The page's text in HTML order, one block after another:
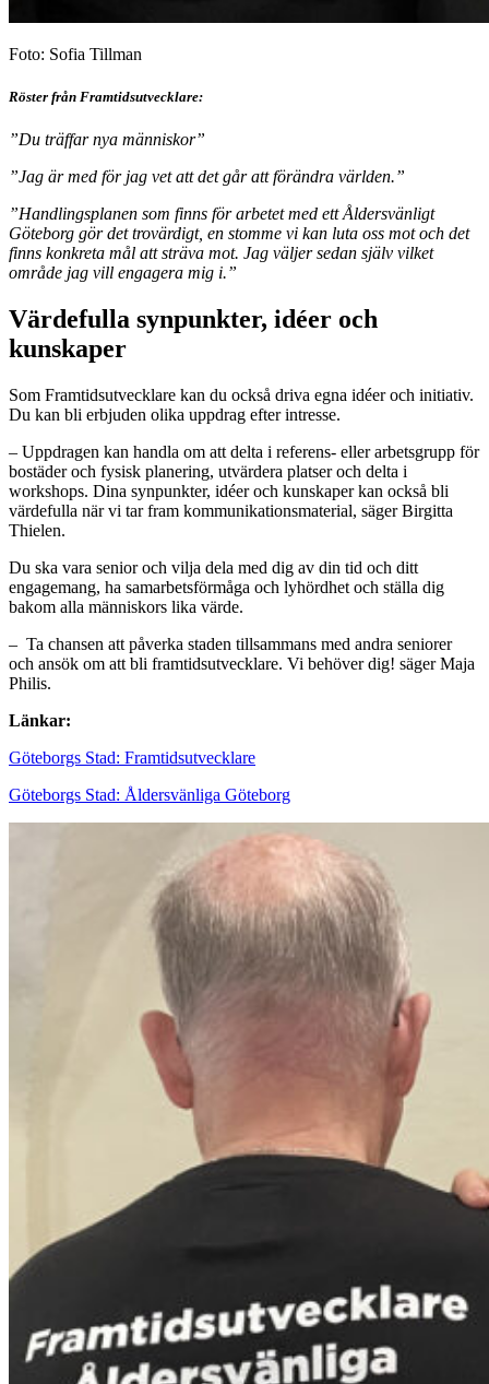
Foto: Sofia Tillman
Röster från Framtidsutvecklare:
”Du träffar nya människor”
”Jag är med för jag vet att det går att förändra världen.”
”Handlingsplanen som finns för arbetet med ett Åldersvänligt
Göteborg gör det trovärdigt, en stomme vi kan luta oss mot och det
finns konkreta mål att sträva mot. Jag väljer sedan själv vilket
område jag vill engagera mig i.”
Värdefulla synpunkter, idéer och
kunskaper
Som Framtidsutvecklare kan du också driva egna idéer och initiativ.
Du kan bli erbjuden olika uppdrag efter intresse.
– Uppdragen kan handla om att delta i referens- eller arbetsgrupp för
bostäder och fysisk planering, utvärdera platser och delta i
workshops. Dina synpunkter, idéer och kunskaper kan också bli
värdefulla när vi tar fram kommunikationsmaterial, säger Birgitta
Thielen.
Du ska vara senior och vilja dela med dig av din tid och ditt
engagemang, ha samarbetsförmåga och lyhördhet och ställa dig
bakom alla människors lika värde.
– Ta chansen att påverka staden tillsammans med andra seniorer
och ansök om att bli framtidsutvecklare. Vi behöver dig! säger Maja
Philis.
Länkar:
Göteborgs Stad: Framtidsutvecklare
Göteborgs Stad: Åldersvänliga Göteborg